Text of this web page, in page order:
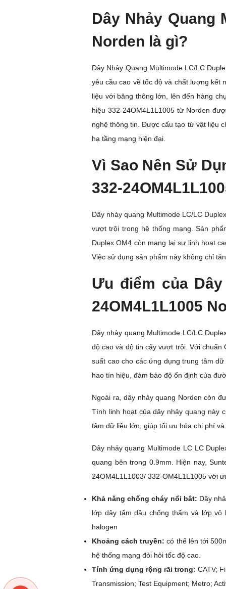
Dây Nhảy Quang
Norden là gì?
Dây Nhảy Quang Multimode LC/LC
yêu cầu cao về tốc độ và chất lượng kết
liệu với băng thông lớn, lên đến hàng
hiệu 332-24OM4L1L1005 từ Norden
nghệ thông tin. Được cấu tạo từ vật liệu
hạ tầng mạng hiện đại.
Vì Sao Nên Sử
332-
Dây nhảy quang Multimode LC/LC
vượt trội trong hệ thống mạng. Sản
Duplex OM4 còn mang lại sự linh hoạt
Việc sử dụng sản phẩm này không chỉ
Ưu điểm của Dây
24OM4L1L1005
Dây nhảy quang Multimode LC/LC
độ cao và độ tin cậy vượt trội. Với chuẩn
suất cao cho các ứng dụng trung tâm
hao tín hiệu, đảm bảo độ ổn định của
Ngoài ra, dây nhảy quang Norden còn
Tính linh hoạt của dây nhảy quang này
tâm dữ liệu lớn, giúp tối ưu hóa chi phí
Dây nhảy quang Multimode LC LC
quang bên trong 0.9mm. Hiện nay,
24OM4L1L1003/ 332-OM4L1L1005 với
Khả năng chống cháy nổi bât: Dây
lớp dây tẩm dầu chống thấm và lớp vỏ
halogen
Khoảng cách truyền: có thể lên tới
hệ thống mạng đòi hỏi tốc độ cao.
Tính ứng dụng rộng rãi trong: CATV;
Transmission; Test Equipment; Metro;